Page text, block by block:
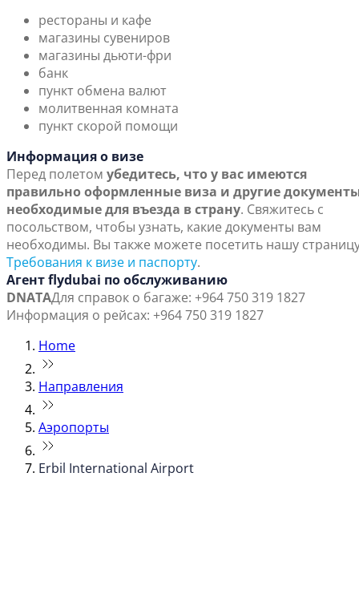
рестораны и кафе
магазины сувениров
магазины дьюти-фри
банк
пункт обмена валют
молитвенная комната
пункт скорой помощи
Информация о визе
Перед полетом убедитесь, что у вас имеются
правильно оформленные виза и другие
необходимые для въезда в страну. Свяжитесь с
посольством, чтобы узнать, какие документы вам
необходимы. Вы также можете посетить нашу
Требования к визе и паспорту.
Агент flydubai по обслуживанию
DNATAДля справок о багаже: +964 750 319 1827
Информация о рейсах: +964 750 319 1827
Home
Направления
Аэропорты
Erbil International Airport